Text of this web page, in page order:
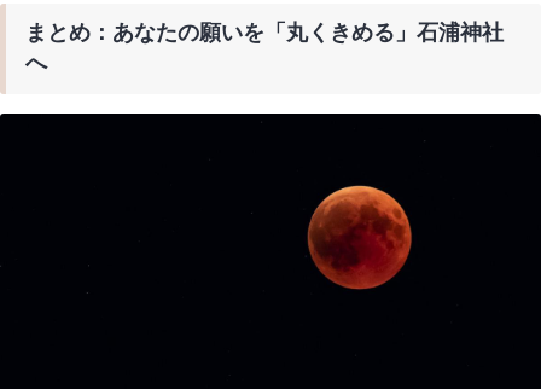
まとめ：あなたの願いを「丸くきめる」石浦神社
へ